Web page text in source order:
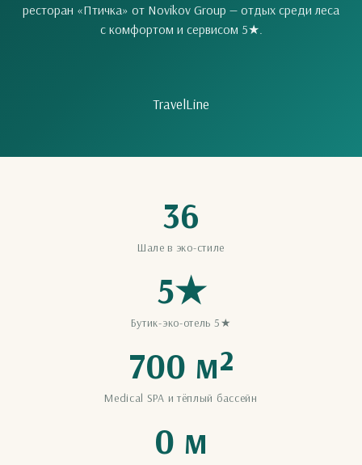
ресторан «Птичка» от Novikov Group — отдых среди леса
с комфортом и сервисом 5★.
TravelLine
36
Шале в эко-стиле
5★
Бутик-эко-отель 5★
700 м²
Medical SPA и тёплый бассейн
0 м